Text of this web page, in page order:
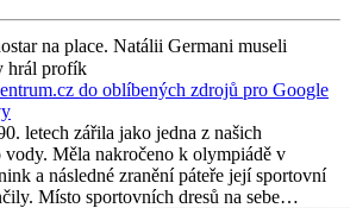
na place. Natálii Germani museli
hrál profík
do oblíbených zdrojů pro Google
letech zářila jako jedna z našich
vody. Měla nakročeno k olympiádě v
a následné zranění páteře její sportovní
Místo sportovních dresů na sebe…